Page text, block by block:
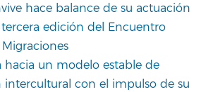
hace balance de su actuación
edición del Encuentro
hacia un modelo estable de
intercultural con el impulso de su